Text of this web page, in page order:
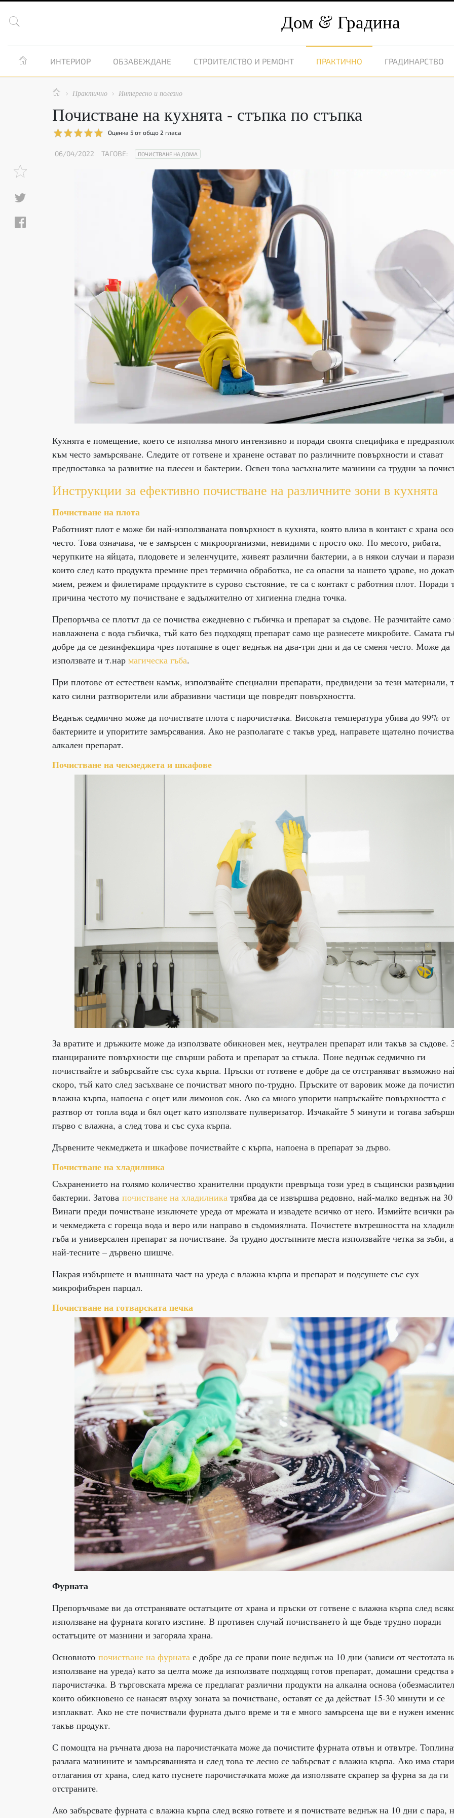
 Дом Градина
 ИНТЕРИОР ОБЗАВЕЖДАНЕ СТРОИТЕЛСТВО И РЕМОНТ ПРАКТИЧНО ГРАДИНАРСТВО
  Практично  Интересно и полезно
Почистване на кухнята - стъпка по стъпка
Оценка 5от общо 2 гласа
06/04/2022 ТАГОВЕ: ПОЧИСТВАНЕ НА ДОМА
Кухнята е помещение, което се използва много интензивно и поради своята специфика е
към често замърсяване. Следите от готвене и хранене остават по различните повърхности и стават
предпоставка за развитие на плесен и бактерии. Освен това засъхналите мазнини са трудни за
Инструкции за ефективно почистване на различните зони в кухнята
Почистване на плота
Работният плот е може би най-използваната повърхност в кухнята, която влиза в контакт с храна
често. Това означава, че е замърсен с микроорганизми, невидими с просто око. По месото, рибата,
черупките на яйцата, плодовете и зеленчуците, живеят различни бактерии, а в някои случаи и
които след като продукта премине през термична обработка, не са опасни за нашето здраве, но
мием, режем и филетираме продуктите в сурово състояние, те са с контакт с работния плот. Поради
причина честото му почистване е задължително от хигиенна гледна точка.
Препоръчва се плотът да се почиства ежедневно с гъбичка и препарат за съдове. Не разчитайте само
навлажнена с вода гъбичка, тъй като без подходящ препарат само ще разнесете микробите. Самата
добре да се дезинфекцира чрез потапяне в оцет веднъж на два-три дни и да се сменя често. Може да
използвате и т.нар магическа гъба.
При плотове от естествен камък, използвайте специални препарати, предвидени за тези материали,
като силни разтворители или абразивни частици ще повредят повърхността.
Веднъж седмично може да почиствате плота с парочистачка. Високата температура убива до 99% от
бактериите и упоритите замърсявания. Ако не разполагате с такъв уред, направете щателно
алкален препарат.
Почистване на чекмеджета и шкафове
За вратите и дръжките може да използвате обикновен мек, неутрален препарат или такъв за съдове.
гланцираните повърхности ще свърши работа и препарат за стъкла. Поне веднъж седмично ги
почиствайте и забърсвайте със суха кърпа. Пръски от готвене е добре да се отстраняват възможно
скоро, тъй като след засъхване се почистват много по-трудно. Пръските от варовик може да
влажна кърпа, напоена с оцет или лимонов сок. Ако са много упорити напръскайте повърхността с
разтвор от топла вода и бял оцет като използвате пулверизатор. Изчакайте 5 минути и тогава
първо с влажна, а след това и със суха кърпа.
Дървените чекмеджета и шкафове почиствайте с кърпа, напоена в препарат за дърво.
Почистване на хладилника
Съхранението на голямо количество хранителни продукти превръща този уред в същински
бактерии. Затова почистване на хладилникатрябва да се извършва редовно, най-малко веднъж на
Винаги преди почистване изключете уреда от мрежата и извадете всичко от него. Измийте всички
и чекмеджета с гореща вода и веро или направо в съдомиялната. Почистете вътрешността на
гъба и универсален препарат за почистване. За трудно достъпните места използвайте четка за зъби,
най-тесните – дървено шишче.
Накрая избършете и външната част на уреда с влажна кърпа и препарат и подсушете със сух
микрофибърен парцал.
Почистване на готварската печка
Фурната
Препоръчваме ви да отстранявате остатъците от храна и пръски от готвене с влажна кърпа след
използване на фурната когато изстине. В противен случай почистването ѝ ще бъде трудно поради
остатъците от мазнини и загоряла храна.
Основното почистване на фурнатае добре да се прави поне веднъж на 10 дни (зависи от честотата
използване на уреда) като за целта може да използвате подходящ готов препарат, домашни средства
парочистачка. В търговската мрежа се предлагат различни продукти на алкална основа
които обикновено се нанасят върху зоната за почистване, оставят се да действат 15-30 минути и се
изплакват. Ако не сте почиствали фурната дълго време и тя е много замърсена ще ви е нужен
такъв продукт.
С помощта на ръчната дюза на парочистачката може да почистите фурната отвън и отвътре.
разлага мазнините и замърсяванията и след това те лесно се забърсват с влажна кърпа. Ако има стари
отлагания от храна, след като пуснете парочистачката може да използвате скрапер за фурна за да ги
отстраните.
Ако забърсвате фурната с влажна кърпа след всяко гответе и я почиствате веднъж на 10 дни с пара,